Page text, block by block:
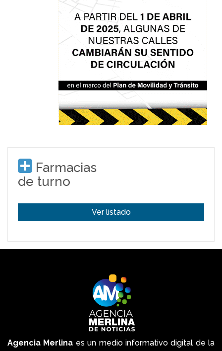
Farmacias
de turno
Ver listado
Agencia Merlina es un medio informativo digital de la